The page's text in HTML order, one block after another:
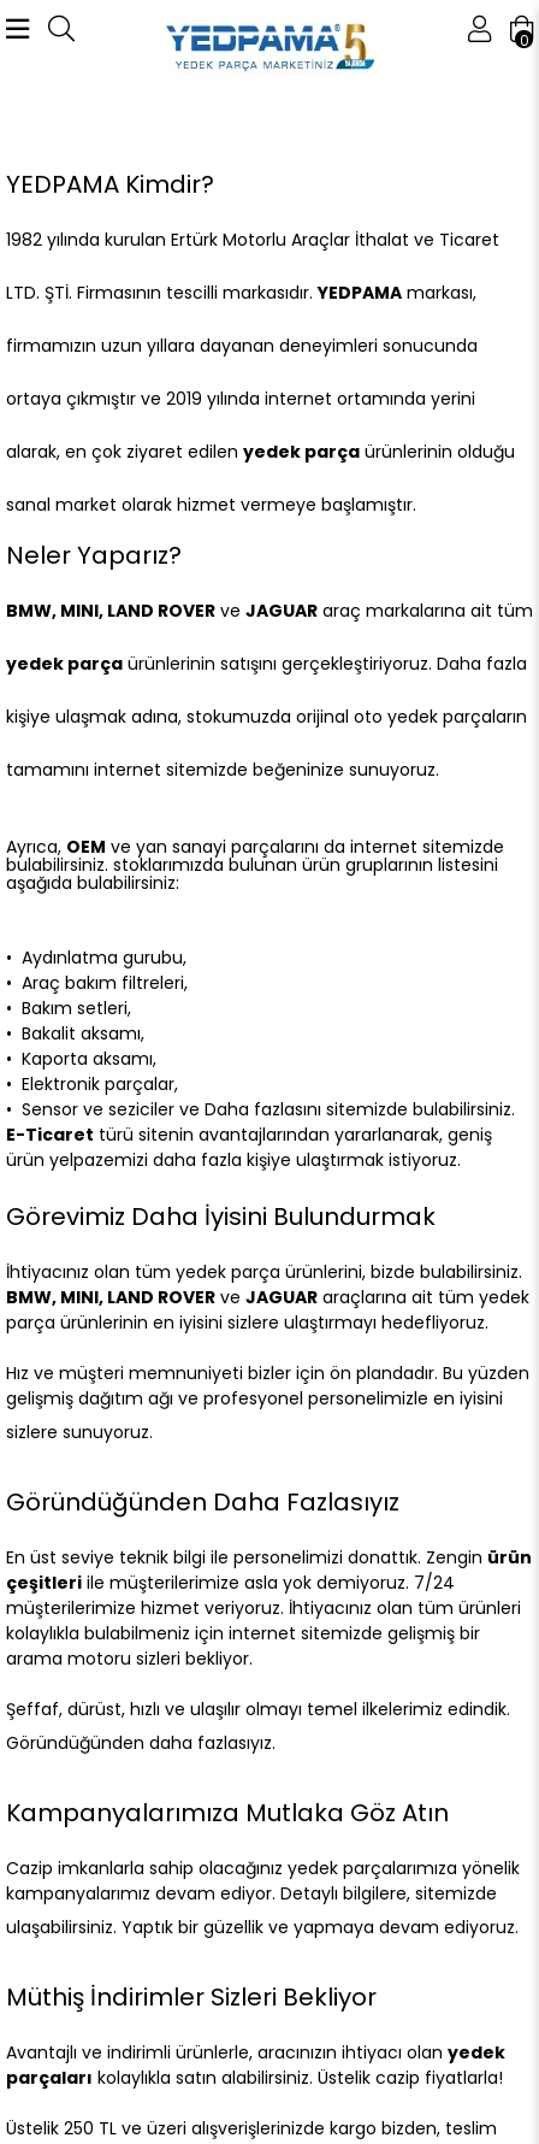
0
YEDPAMA Kimdir?
1982 yılında kurulan Ertürk Motorlu Araçlar İthalat ve Ticaret
LTD. ŞTİ. Firmasının tescilli markasıdır.YEDPAMA markası,
firmamızın uzun yıllara dayanan deneyimleri sonucunda
ortaya çıkmıştır ve 2019 yılında internet ortamında yerini
alarak, en çok ziyaret edilen yedek parça ürünlerinin olduğu
sanal market olarak hizmet vermeye başlamıştır.
Neler Yaparız?
BMW, MINI, LAND ROVER ve JAGUAR araç markalarına ait tüm
yedek parça ürünlerinin satışını gerçekleştiriyoruz. Daha fazla
kişiye ulaşmak adına, stokumuzda orijinal oto yedek parçaların
tamamını internet sitemizde beğeninize sunuyoruz.
Ayrıca, OEM ve yan sanayi parçalarını da internet sitemizde
bulabilirsiniz. stoklarımızda bulunan ürün gruplarının listesini
aşağıda bulabilirsiniz:
• Aydınlatma gurubu,
• Araç bakım filtreleri,
• Bakım setleri,
• Bakalit aksamı,
• Kaporta aksamı,
• Elektronik parçalar,
• Sensor ve seziciler ve Daha fazlasını sitemizde bulabilirsiniz.
E-Ticaret türü sitenin avantajlarından yararlanarak, geniş
ürün yelpazemizi daha fazla kişiye ulaştırmak istiyoruz.
Görevimiz Daha İyisini Bulundurmak
İhtiyacınız olan tüm yedek parça ürünlerini, bizde bulabilirsiniz.
BMW, MINI, LAND ROVER ve JAGUAR araçlarına ait tüm yedek
parça ürünlerinin en iyisini sizlere ulaştırmayı hedefliyoruz.
Hız ve müşteri memnuniyeti bizler için ön plandadır. Bu yüzden
gelişmiş dağıtım ağı ve profesyonel personelimizle en iyisini
sizlere sunuyoruz.
Göründüğünden Daha Fazlasıyız
En üst seviye teknik bilgi ile personelimizi donattık. Zengin ürün
çeşitleri ile müşterilerimize asla yok demiyoruz. 7/24
müşterilerimize hizmet veriyoruz. İhtiyacınız olan tüm ürünleri
kolaylıkla bulabilmeniz için internet sitemizde gelişmiş bir
arama motoru sizleri bekliyor.
Şeffaf, dürüst, hızlı ve ulaşılır olmayı temel ilkelerimiz edindik.
Göründüğünden daha fazlasıyız.
Kampanyalarımıza Mutlaka Göz Atın
Cazip imkanlarla sahip olacağınız yedek parçalarımıza yönelik
kampanyalarımız devam ediyor. Detaylı bilgilere, sitemizde
ulaşabilirsiniz. Yaptık bir güzellik ve yapmaya devam ediyoruz.
Müthiş İndirimler Sizleri Bekliyor
Avantajlı ve indirimli ürünlerle, aracınızın ihtiyacı olan yedek
parçaları kolaylıkla satın alabilirsiniz. Üstelik cazip fiyatlarla!
Üstelik 250 TL ve üzeri alışverişlerinizde kargo bizden, teslim